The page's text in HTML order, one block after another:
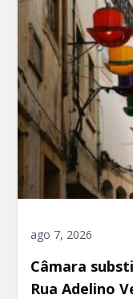
ago 7, 2026
Câmara
Rua Adelino